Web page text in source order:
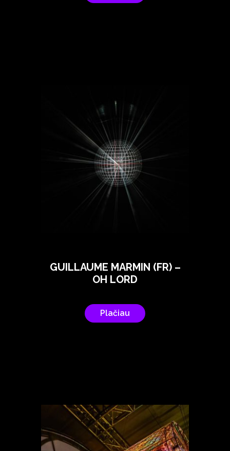
GUILLAUME MARMIN (FR) –
OH LORD
Plačiau